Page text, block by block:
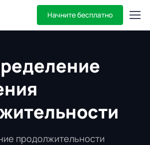
Начните бесплатно
продолжительности